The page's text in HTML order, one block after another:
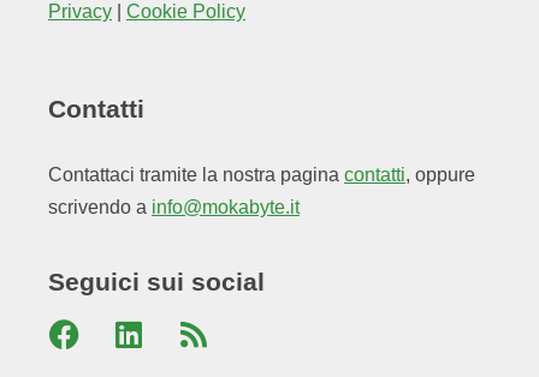
Privacy
Cookie Policy
Contatti
Contattaci tramite la nostra pagina contatti, oppure
scrivendo a info@mokabyte.it
Seguici sui social